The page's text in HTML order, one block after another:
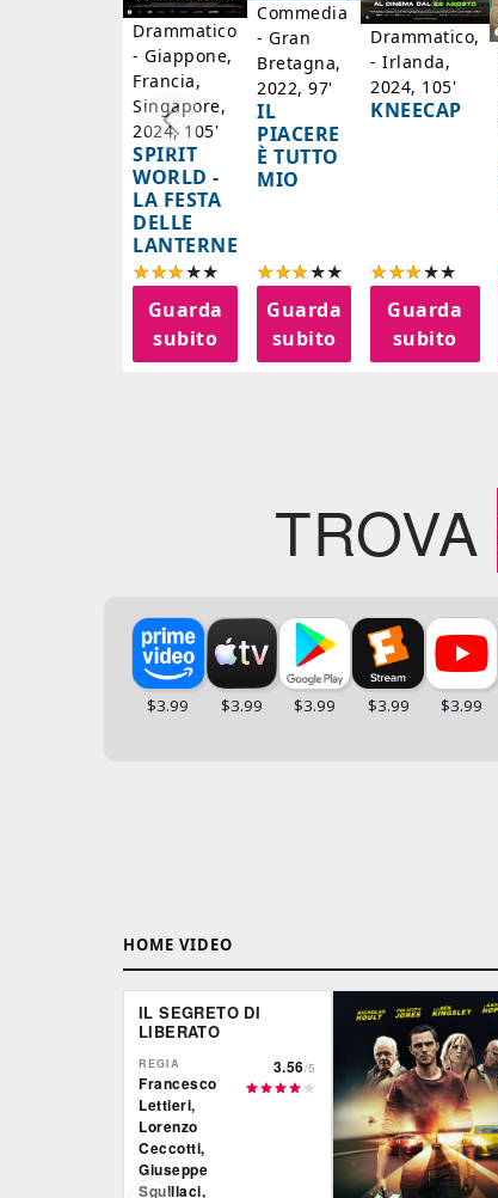
Drammatico
- Giappone,
Francia,
Singapore,
2024, 105'
SPIRIT
WORLD -
LA FESTA
DELLE
LANTERNE
Guarda
subito
Commedia
- Gran
Bretagna,
2022, 97'
IL
PIACERE
È TUTTO
MIO
Guarda
subito
Drammatico,
- Irlanda,
2024, 105'
KNEECAP
Guarda
subito
TROVA
HOME VIDEO
IL SEGRETO DI
LIBERATO
REGIA
Francesco
Lettieri,
Lorenzo
Ceccotti,
Giuseppe
Squillaci,
3.56/5